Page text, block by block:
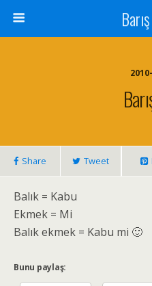
Share Tweet
Balık = Kabu
Ekmek = Mi
Balık ekmek = Kabu mi 🙂
Bunu paylaş: